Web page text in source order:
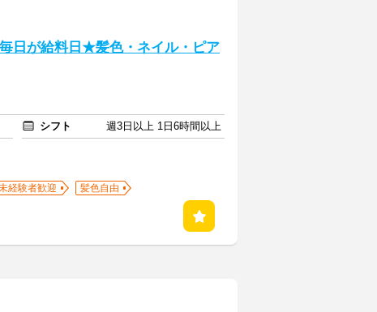
日が給料日★髪色・ネイル・ピア
シフト
週3日以上 1日6時間以上
経験者歓迎
髪色自由